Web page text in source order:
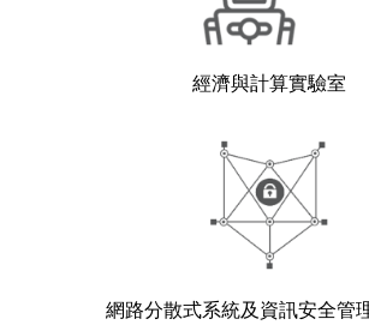
經濟與計算實驗室
網路分散式系統及資訊安全管